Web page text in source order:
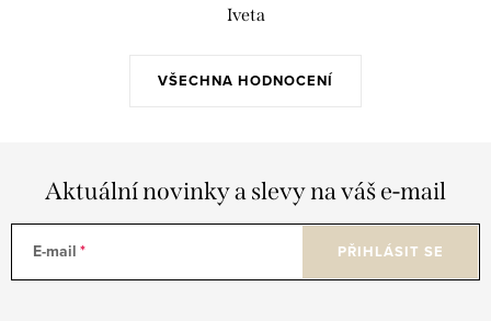
VŠECHNA HODNOCENÍ
Iveta
Aktuální novinky a slevy na váš e-mail
E-mail PŘIHLÁSIT SE